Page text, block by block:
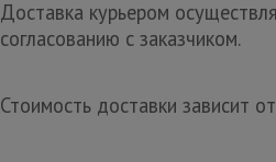
Доставка курьером
согласованию с заказчиком.
Стоимость доставки зависит